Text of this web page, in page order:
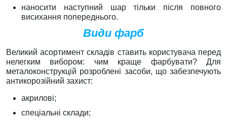
наносити наступний шар тільки після повного
висихання попереднього.
Види фарб
Великий асортимент складів ставить користувача перед
нелегким вибором: чим краще фарбувати? Для
металоконструкцій розроблені засоби, що забезпечують
антикорозійний захист:
акрилові;
спеціальні склади;